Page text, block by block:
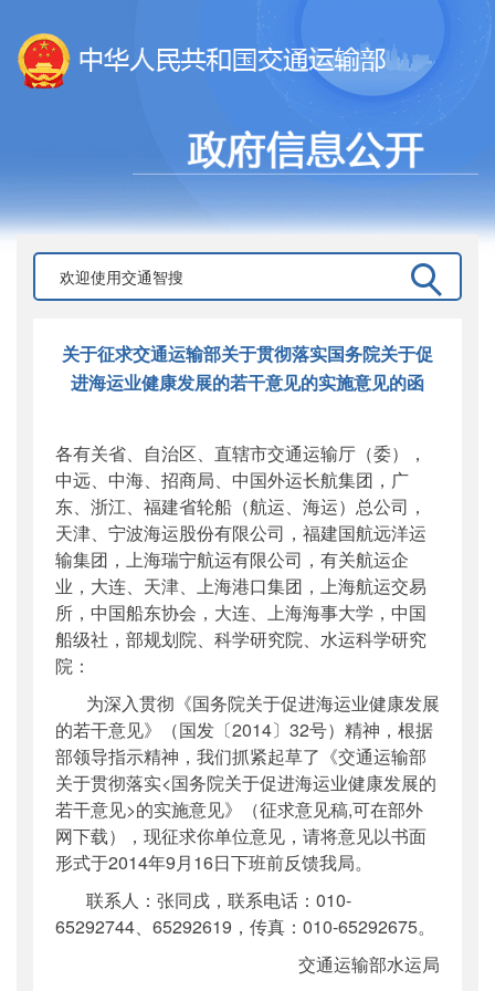
关于征求交通运输部关于贯彻落实国务院关于促
进海运业健康发展的若干意见的实施意见的函
各有关省、自治区、直辖市交通运输厅（委），
中远、中海、招商局、中国外运长航集团，广
东、浙江、福建省轮船（航运、海运）总公司，
天津、宁波海运股份有限公司，福建国航远洋运
输集团，上海瑞宁航运有限公司，有关航运企
业，大连、天津、上海港口集团，上海航运交易
所，中国船东协会，大连、上海海事大学，中国
船级社，部规划院、科学研究院、水运科学研究
院：
为深入贯彻《国务院关于促进海运业健康发展
的若干意见》（国发〔2014〕 32号）精神，根据
部领导指示精神，我们抓紧起草了《交通运输部
关于贯彻落实<国务院关于促进海运业健康发展的
若干意见>的实施意见》（征求意见稿,可在部外
网下载），现征求你单位意见，请将意见以书面
形式于2014年9月16日下班前反馈我局。
联系人：张同戌，联系电话： 010-
65292744
65292619 ，传真： 010-65292675。
交通运输部水运局